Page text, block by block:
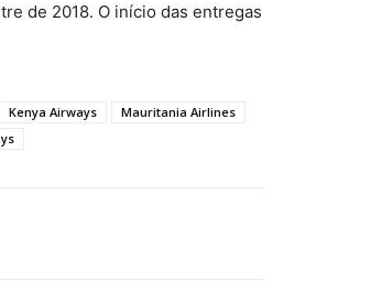
de 2018. O início das entregas
Kenya Airways
Mauritania Airlines